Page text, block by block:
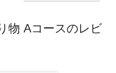
物 Aコースのレビ